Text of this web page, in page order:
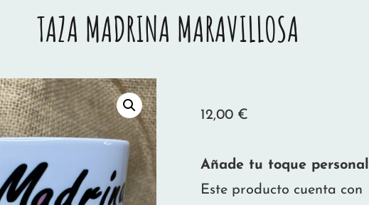
TAZA MADRINA MARAVILLOSA
12,00 €
Añade tu toque personal
Este producto cuenta con